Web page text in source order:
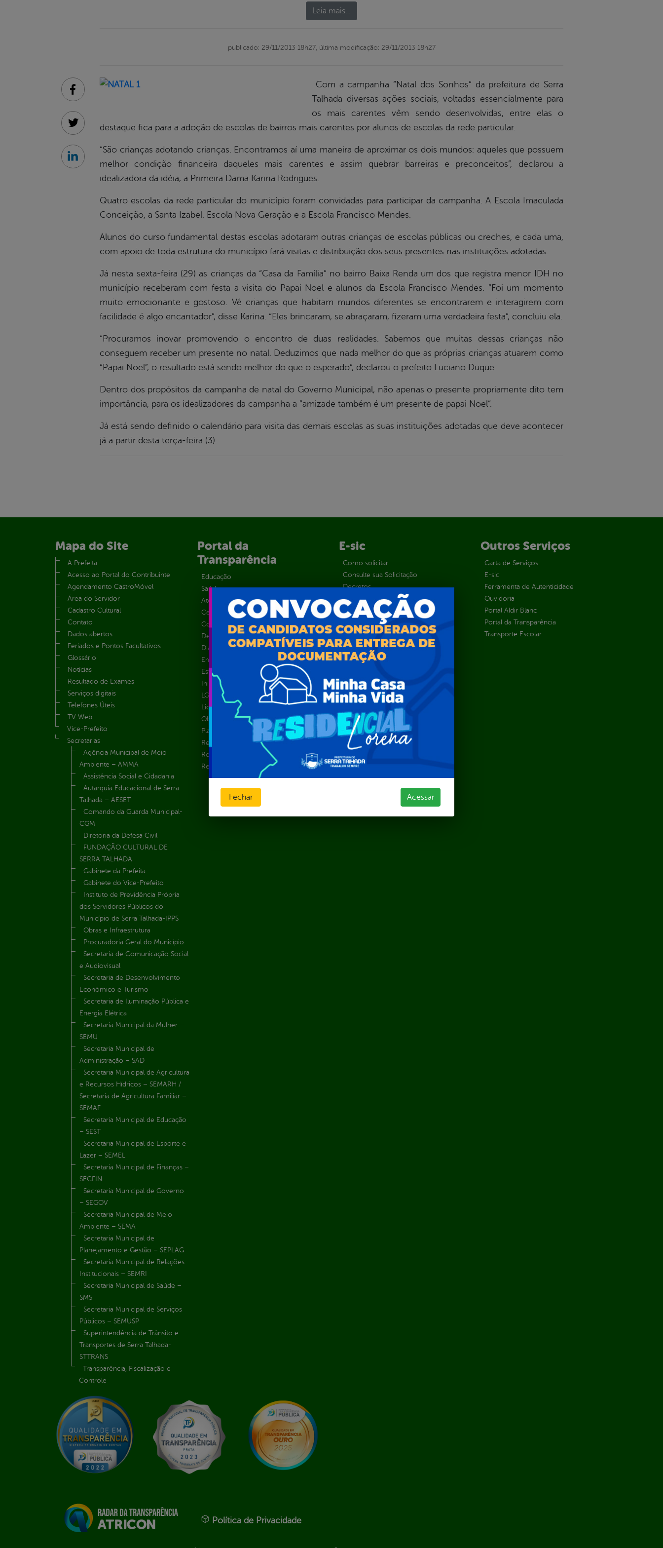
Leia mais…
publicado: 29/11/2013 18h27, última modificação: 29/11/2013 18h27
Com a campanha “Natal dos Sonhos” da prefeitura de Serra
Talhada diversas ações sociais, voltadas essencialmente para
os mais carentes vêm sendo desenvolvidas, entre elas o
destaque fica para a adoção de escolas de bairros mais carentes por alunos de escolas da rede particular.
“São crianças adotando crianças. Encontramos aí uma maneira de aproximar os dois mundos: aqueles que possuem
melhor condição financeira daqueles mais carentes e assim quebrar barreiras e preconceitos”, declarou a
idealizadora da idéia, a Primeira Dama Karina Rodrigues.
Quatro escolas da rede particular do município foram convidadas para participar da campanha. A Escola Imaculada
Conceição, a Santa Izabel. Escola Nova Geração e a Escola Francisco Mendes.
Alunos do curso fundamental destas escolas adotaram outras crianças de escolas públicas ou creches, e cada uma,
com apoio de toda estrutura do município fará visitas e distribuição dos seus presentes nas instituições adotadas.
Já nesta sexta-feira (29) as crianças da “Casa da Família” no bairro Baixa Renda um dos que registra menor IDH no
município receberam com festa a visita do Papai Noel e alunos da Escola Francisco Mendes. “Foi um momento
muito emocionante e gostoso. Vê crianças que habitam mundos diferentes se encontrarem e interagirem com
facilidade é algo encantador”, disse Karina. “Eles brincaram, se abraçaram, fizeram uma verdadeira festa”, concluiu ela.
“Procuramos inovar promovendo o encontro de duas realidades. Sabemos que muitas dessas crianças não
conseguem receber um presente no natal. Deduzimos que nada melhor do que as próprias crianças atuarem como
“Papai Noel”, o resultado está sendo melhor do que o esperado”, declarou o prefeito Luciano Duque
Dentro dos propósitos da campanha de natal do Governo Municipal, não apenas o presente propriamente dito tem
importância, para os idealizadores da campanha a “amizade também é um presente de papai Noel”.
Já está sendo definido o calendário para visita das demais escolas as suas instituições adotadas que deve acontecer
já a partir desta terça-feira (3).
Facebook
Twitter
Linkedin
Mapa do Site
A Prefeita
Acesso ao Portal do Contribuinte
Agendamento CastroMóvel
Área do Servidor
Cadastro Cultural
Contato
Dados abertos
Feriados e Pontos Facultativos
Glossário
Notícias
Resultado de Exames
Serviços digitais
Telefones Úteis
TV Web
Vice-Prefeito
Secretarias
Agência Municipal de Meio
Ambiente – AMMA
Assistência Social e Cidadania
Autarquia Educacional de Serra
Talhada – AESET
Comando da Guarda Municipal-
CGM
Diretoria da Defesa Civil
FUNDAÇÃO CULTURAL DE
SERRA TALHADA
Gabinete da Prefeita
Gabinete do Vice-Prefeito
Instituto de Previdência Própria
dos Servidores Públicos do
Município de Serra Talhada-IPPS
Obras e Infraestrutura
Procuradoria Geral do Município
Secretaria de Comunicação Social
e Audiovisual
Secretaria de Desenvolvimento
Econômico e Turismo
Secretaria de Iluminação Pública e
Energia Elétrica
Secretaria Municipal da Mulher –
SEMU
Secretaria Municipal de
Administração – SAD
Secretaria Municipal de Agricultura
e Recursos Hídricos – SEMARH /
Secretaria de Agricultura Familiar –
SEMAF
Secretaria Municipal de Educação
– SEST
Secretaria Municipal de Esporte e
Lazer – SEMEL
Secretaria Municipal de Finanças –
SECFIN
Secretaria Municipal de Governo
– SEGOV
Secretaria Municipal de Meio
Ambiente – SEMA
Secretaria Municipal de
Planejamento e Gestão – SEPLAG
Secretaria Municipal de Relações
Institucionais – SEMRI
Secretaria Municipal de Saúde –
SMS
Secretaria Municipal de Serviços
Públicos – SEMUSP
Superintendência de Trânsito e
Transportes de Serra Talhada-
STTRANS
Transparência, Fiscalização e
Controle
Portal da
Transparência
Educação
Saúde
Atos normativos
Central de Dúvidas
Convênios e Transferências
Despesas
Diárias
Emendas parlamentares
Estrutura Organizacional
Inicio
LGPD e Governo Digital
Licitações e Contratos
Obras Públicas
Planejamento e Prestação de Contas
Receitas
Recursos Humanos
Renúncias de Receitas
E-sic
Como solicitar
Consulte sua Solicitação
Decretos
Estatísticas
Formulários
Prazos e autoridades
Sic Físico
Solicitar Recurso
Solicitar um pedido
Outros Serviços
Carta de Serviços
E-sic
Ferramenta de Autenticidade
Ouvidoria
Portal Aldir Blanc
Portal da Transparência
Transporte Escolar
Política de Privacidade
Fechar Acessar